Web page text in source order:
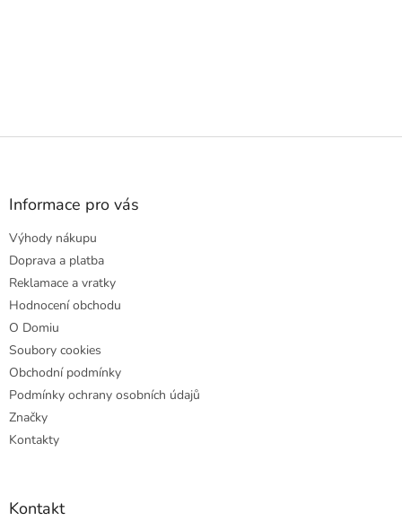
Z
Informace pro vás
Výhody nákupu
Doprava a platba
Reklamace a vratky
Hodnocení obchodu
O Domiu
Soubory cookies
Obchodní podmínky
Podmínky ochrany osobních údajů
Značky
Kontakty
Kontakt